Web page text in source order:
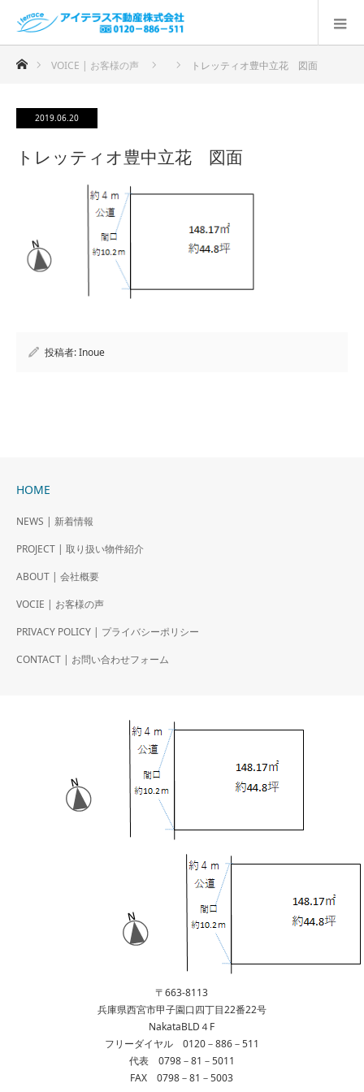
ホームVOICE | お客様の声 トレッティオ豊中立花 図面
2019.06.20
トレッティオ豊中立花 図面
投稿者:Inoue
HOME
NEWS | 新着情報
PROJECT | 取り扱い物件紹介
ABOUT | 会社概要
VOCIE | お客様の声
PRIVACY POLICY | プライバシーポリシー
CONTACT | お問い合わせフォーム
〒663-8113
兵庫県西宮市甲子園口四丁目22番22号
NakataBLD４F
フリーダイヤル 0120－886－511
代表 0798－81－5011
FAX 0798－81－5003